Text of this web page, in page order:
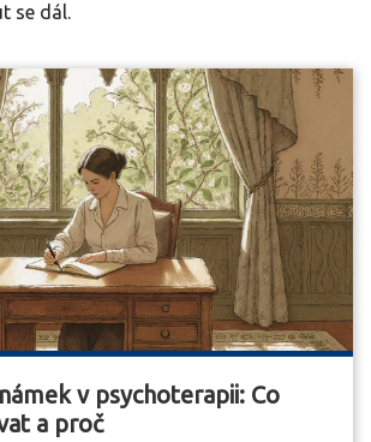
se dál.
v psychoterapii: Co
a proč